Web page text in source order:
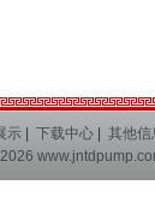
示 下载中心 其他信